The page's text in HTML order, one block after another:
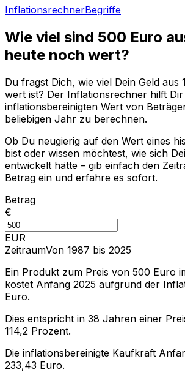
InflationsrechnerBegriffe
Wie viel sind 500 Euro
heute noch wert?
Du fragst Dich, wie viel Dein Geld aus
wert ist? Der Inflationsrechner hilft Dir
inflationsbereinigten Wert von
beliebigen Jahr zu berechnen.
Ob Du neugierig auf den Wert eines
bist oder wissen möchtest, wie sich
entwickelt hätte – gib einfach den
Betrag ein und erfahre es sofort.
Betrag
€
EUR
ZeitraumVon 1987 bis 2025
Ein Produkt zum Preis von 500 Euro
kostet Anfang 2025 aufgrund der
Euro.
Dies entspricht in 38 Jahren einer
114,2 Prozent.
Die inflationsbereinigte Kaufkraft
233,43 Euro.